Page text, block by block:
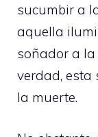
sucumbir a
aquella
soñador a
verdad, esta
la muerte.